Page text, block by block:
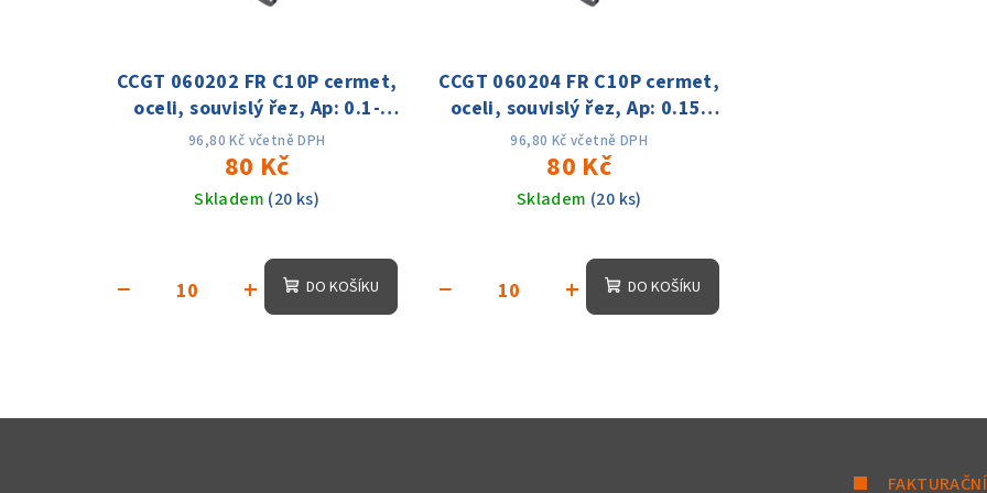
CCGT 060202 FR C10P cermet,
oceli, souvislý řez, Ap: 0.1-
1.2mm; f:0.01-0.06,Vc:180-
350m/min
96,80 Kč včetně DPH
80 Kč
Skladem (20 ks)
+
− DO KOŠÍKU
CCGT 060204 FR C10P cermet,
oceli, souvislý řez, Ap: 0.15-
1.5mm; f:0.03-0.08,Vc:180-
350m/min
96,80 Kč včetně DPH
80 Kč
Skladem (20 ks)
+
− DO KOŠÍKU